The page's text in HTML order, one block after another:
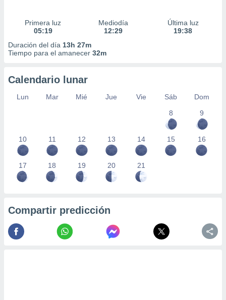
Primera luz
05:19
Mediodía
12:29
Última luz
19:38
Duración del día 13h 27m
Tiempo para el amanecer 32m
Calendario lunar
Lun Mar Mié Jue Vie Sáb
Dom
8
9
10 11 12 13 14 15 16
17 18 19 20 21
Compartir predicción